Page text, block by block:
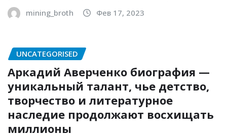
mining_broth Фев 17, 2023
UNCATEGORISED
Аркадий Аверченко биография —
уникальный талант, чье детство,
творчество и литературное
наследие продолжают восхищать
миллионы